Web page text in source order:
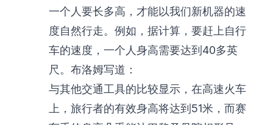
一个人要长多高，才能以我们新机器的速
度自然行走。例如，据计算，要赶上自行
车的速度，一个人身高需要达到40多英
尺。布洛姆写道：
与其他交通工具的比较显示，在高速火车
上，旅行者的有效身高将达到51米，而赛